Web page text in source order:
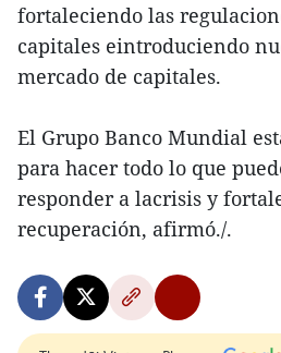
fortaleciendo las
capitales eintroduciendo
mercado de capitales.
El Grupo Banco Mundial
para hacer todo lo que
responder a lacrisis y
recuperación, afirmó./.